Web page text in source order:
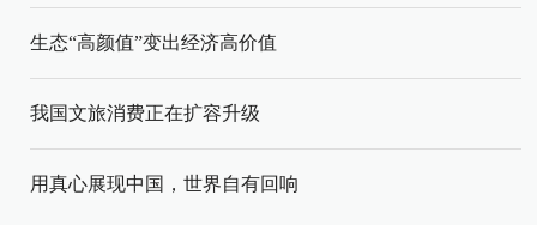
生态“高颜值”变出经济高价值
我国文旅消费正在扩容升级
用真心展现中国，世界自有回响